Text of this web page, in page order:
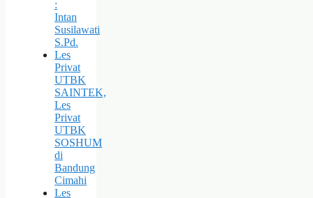
:
Intan
Susilawati
S.Pd.
Les
Privat
UTBK
SAINTEK,
Les
Privat
UTBK
SOSHUM
di
Bandung
Cimahi
Les